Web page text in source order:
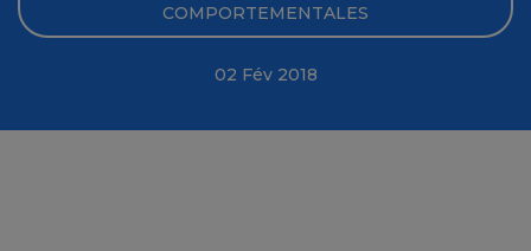
COMPORTEMENTALES
02 Fév 2018